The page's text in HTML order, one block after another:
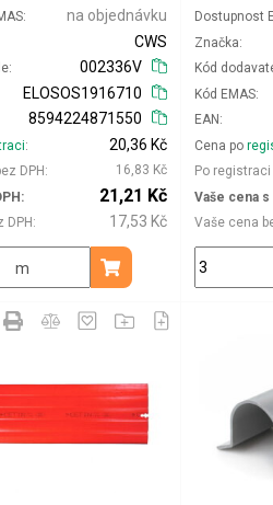
na objednávku
CWS
002336V
ELOSOS1916710
8594224871550
DPH
20,36 Kč
16,83 Kč
DPH
21,21 Kč
17,53 Kč
m Přidat do košíku
Dostupnost
Značka
Kód
Kód EMAS
EAN
Cena po
Po registraci
Vaše cena s
Vaše cena